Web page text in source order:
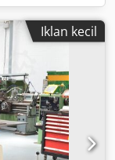
Iklan kecil